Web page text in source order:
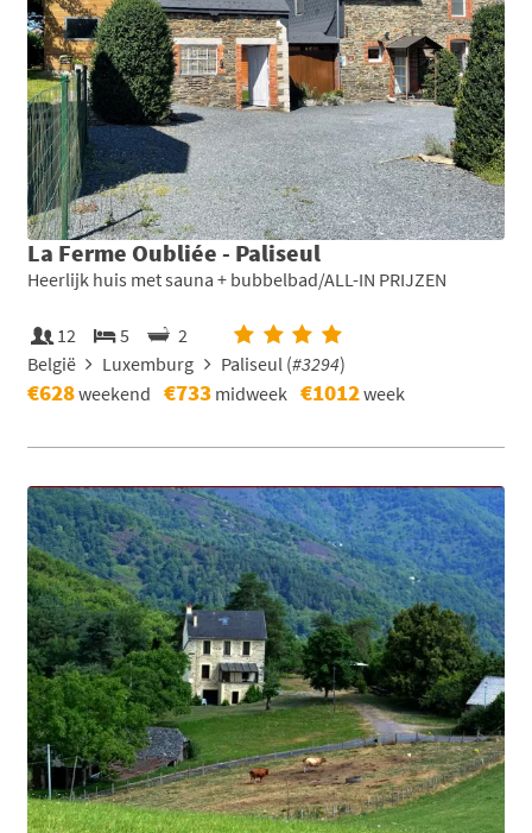
La Ferme Oubliée - Paliseul
Heerlijk huis met sauna + bubbelbad/ALL-IN PRIJZEN
12 5
2
België
Luxemburg Paliseul (#3294)
€628weekend €733 midweek €1012week